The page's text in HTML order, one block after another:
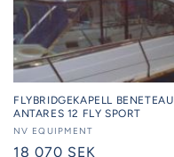
FLYBRIDGEKAPELL BENETEAU
ANTARES 12 FLY SPORT
Säljare:
NV EQUIPMENT
Ordinarie
18 070 SEK